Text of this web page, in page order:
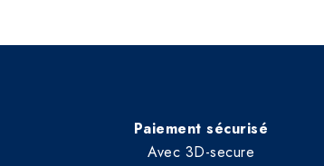
Paiement sécurisé
Avec 3D-secure